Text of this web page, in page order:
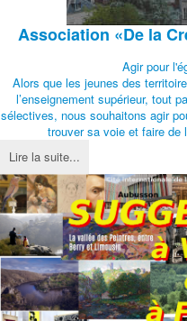
Association «De la
Agir pour
Alors que les jeunes des
l’enseignement supérieur, tout
sélectives, nous souhaitons agir
trouver sa voie et faire de
Lire la suite...